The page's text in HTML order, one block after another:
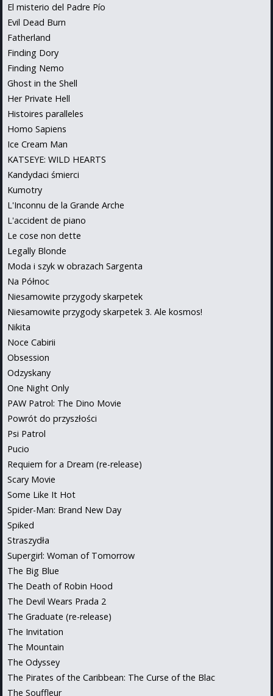
El misterio del Padre Pío
Evil Dead Burn
Fatherland
Finding Dory
Finding Nemo
Ghost in the Shell
Her Private Hell
Histoires paralleles
Homo Sapiens
Ice Cream Man
KATSEYE: WILD HEARTS
Kandydaci śmierci
Kumotry
L'Inconnu de la Grande Arche
L'accident de piano
Le cose non dette
Legally Blonde
Moda i szyk w obrazach Sargenta
Na Północ
Niesamowite przygody skarpetek
Niesamowite przygody skarpetek 3. Ale kosmos!
Nikita
Noce Cabirii
Obsession
Odzyskany
One Night Only
PAW Patrol: The Dino Movie
Powrót do przyszłości
Psi Patrol
Pucio
Requiem for a Dream (re-release)
Scary Movie
Some Like It Hot
Spider-Man: Brand New Day
Spiked
Straszydła
Supergirl: Woman of Tomorrow
The Big Blue
The Death of Robin Hood
The Devil Wears Prada 2
The Graduate (re-release)
The Invitation
The Mountain
The Odyssey
The Pirates of the Caribbean: The Curse of the Blac
The Souffleur